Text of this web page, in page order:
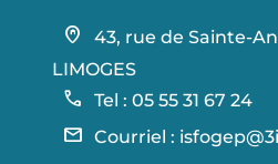
home_pin
43, rue de Sainte-
LIMOGES
call Tel : 05 55 31 67 24
mail Courriel :